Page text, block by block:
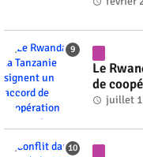
Le
de
juillet